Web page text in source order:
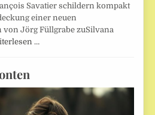
Savatier schildern kompakt
einer neuen
von Jörg Füllgrabe zuSilvana
…